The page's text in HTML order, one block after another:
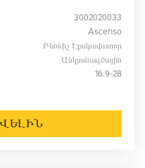
3002020033
Ascenso
Բեռնիչ Էքսկավատոր
Անկյունագծային
16.9-28